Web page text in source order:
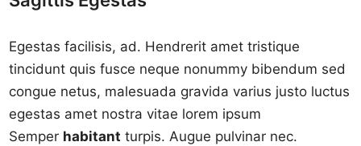
Egestas facilisis, ad. Hendrerit amet tristique
tincidunt quis fusce neque nonummy bibendum sed
congue netus, malesuada gravida varius justo luctus
egestas amet nostra vitae lorem ipsum
Semper habitant turpis. Augue pulvinar nec.